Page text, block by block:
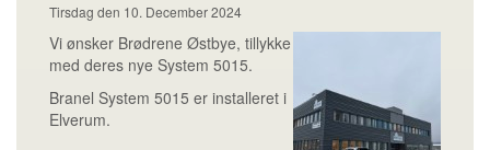
Tirsdag den 10. December 2024
Vi ønsker Brødrene Østbye, tillykke
med deres nye System 5015.
Branel System 5015 er installeret i
Elverum.